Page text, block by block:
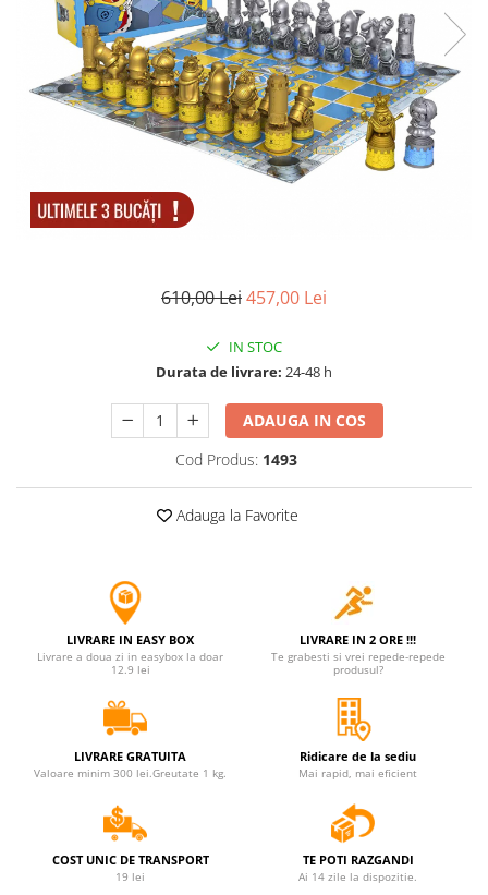
Accesori camping & drumetii
Lanterne
Topor camping
Seturi de cutite & accesorii
vanatoare si tactice
Rucsacuri si huse
ARTICOLE SUPORTERI
UNIVERSUL COPIILOR
Costume si seturi pentru copii
Accesorii costume copii
Jucarii antistres
Plusuri roblox, rainbow friend
Figurine si masinute duble
Instrumente muzicale de jucarie
Gaming, Carti & Birotica
Costume spiderman
ACCESORII & DIVERSE
Accesorii decorative
Jocuri de sah si table
610,00 Lei457,00 Lei
IN STOC
Durata de livrare: 24-48 h
ADAUGA IN COS
Cod Produs: 1493
Adauga la Favorite
LIVRARE IN EASY BOX
Livrare a doua zi in easybox la doar
12.9 lei
LIVRARE IN 2 ORE !!!
Te grabesti si vrei repede-repede
produsul?
LIVRARE GRATUITA
Valoare minim 300 lei.Greutate 1 kg.
Ridicare de la sediu
Mai rapid, mai eficient
COST UNIC DE TRANSPORT
19 lei
TE POTI RAZGANDI
Ai 14 zile la dispozitie.